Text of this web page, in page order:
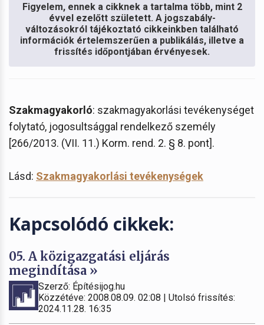
Figyelem, ennek a cikknek a tartalma több, mint 2
évvel ezelőtt született. A jogszabály-
változásokról tájékoztató cikkeinkben található
információk értelemszerűen a publikálás, illetve a
frissítés időpontjában érvényesek.
Szakmagyakorló: szakmagyakorlási tevékenységet
folytató, jogosultsággal rendelkező személy
[266/2013. (VII. 11.) Korm. rend. 2. § 8. pont].
Lásd: Szakmagyakorlási tevékenységek
Kapcsolódó cikkek:
05. A közigazgatási eljárás
megindítása »
Szerző: Építésijog.hu
Közzétéve: 2008.08.09. 02:08 | Utolsó frissítés:
2024.11.28. 16:35